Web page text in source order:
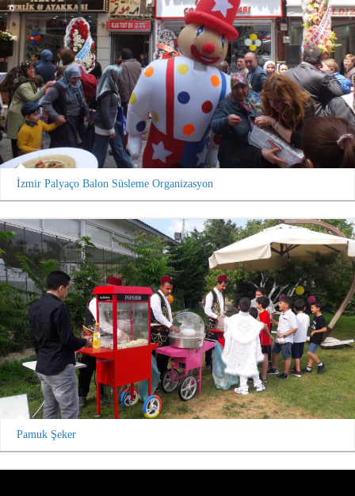
İzmir Palyaço Balon Süsleme Organizasyon
Pamuk Şeker